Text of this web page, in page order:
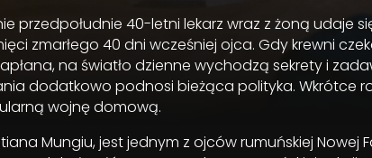
przedpołudnie 40-letni lekarz wraz z żoną udaje
zmarłego 40 dni wcześniej ojca. Gdy krewni
na światło dzienne wychodzą sekrety i
dodatkowo podnosi bieżąca polityka. Wkrótce
wojnę domową.
Mungiu, jest jednym z ojców rumuńskiej Nowej